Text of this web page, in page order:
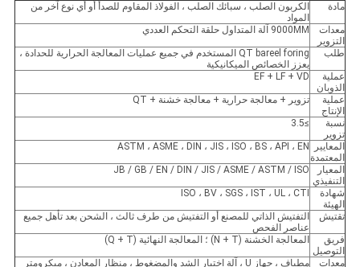
مادة
الكربون الصلب ، سبائك الصلب ، الفولاذ المقاوم للصدأ أو أي نوع آخر من
المواد
معدات
التزوير
9000MM آلة المتداول حلقة التحكم العددي
طلب
QT bareel foring المستخدم في جميع عمليات المعالجة الحرارية للحدادة ،
يعزز الخصائص الميكانيكية
عملية
الذوبان
EF + LF + VD
عملية
الإنتاج
تزوير + معالجة حرارية + معالجة خشنة + QT
نسبة
تزوير
≥3.5
المعايير
المعتمدة
ASTM ، ASME ، DIN ، JIS ، ISO ، BS ، API ، EN
المعيار
التنفيذي
JB / GB / EN / DIN / JIS / ASME / ASTM / ISO
شهادة
الهيئة
ISO ، BV ، SGS ، IST ، UL ، CTI
تقتيش
التفتيش الذاتي للمصنع أو التفتيش من طرف ثالث ، الشحن بعد تأهل جميع
عناصر الفحص
فريق
التوصيل
المعالجة الخشنة (N + T) ؛ المعالجة النهائية (Q + T)
معدات
مطياف ، جهاز U ، آلة اختبار الشد والمضغوط ، منظار المعادن ، ميكرومتر